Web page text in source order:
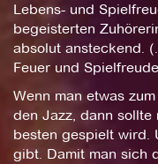
Lebens- und
begeisterten
absolut ansteckend.
Feuer und
Wenn man etwas
den Jazz, dann sollte
besten gespielt wird.
gibt. Damit man sich